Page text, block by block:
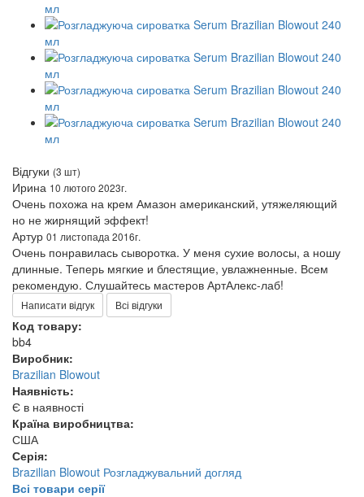
Відгуки (3 шт)
Ирина 10 лютого 2023г.
Очень похожа на крем Амазон американский, утяжеляющий
но не жирнящий эффект!
Артур 01 листопада 2016г.
Очень понравилась сыворотка. У меня сухие волосы, а ношу
длинные. Теперь мягкие и блестящие, увлажненные. Всем
рекомендую. Слушайтесь мастеров АртАлекс-лаб!
Написати відгук Всі відгуки
Код товару:
bb4
Виробник:
Brazilian Blowout
Наявність:
Є в наявності
Країна виробництва:
США
Серія:
Brazilian Blowout Розгладжувальний догляд
Всі товари серії